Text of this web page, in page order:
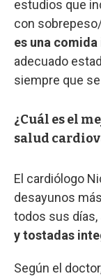
estudios que
con
es una
adecuado
siempre que
¿Cuál es el
salud
El cardiólogo
desayunos
todos sus días,
y tostadas
Según el